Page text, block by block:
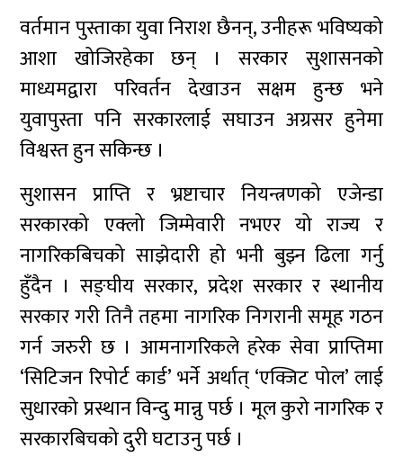
वर्तमान पुस्ताका युवा निराश छैनन्, उनीहरू भविष्यको
आशा खोजिरहेका छन् । सरकार सुशासनको
माध्यमद्वारा परिवर्तन देखाउन सक्षम हुन्छ भने
युवापुस्ता पनि सरकारलाई सघाउन अग्रसर हुनेमा
विश्वस्त हुन सकिन्छ ।
सुशासन प्राप्ति र भ्रष्टाचार नियन्त्रणको एजेन्डा
सरकारको एक्लो जिम्मेवारी नभएर यो राज्य र
नागरिकबिचको साझेदारी हो भनी बुझ्न ढिला गर्नु
हुँदैन । सङ्घीय सरकार, प्रदेश सरकार र स्थानीय
सरकार गरी तिनै तहमा नागरिक निगरानी समूह गठन
गर्न जरुरी छ । आमनागरिकले हरेक सेवा प्राप्तिमा
‘सिटिजन रिपोर्ट कार्ड’ भर्ने अर्थात् ‘एक्जिट पोल’ लाई
सुधारको प्रस्थान विन्दु मान्नु पर्छ । मूल कुरो नागरिक र
सरकारबिचको दुरी घटाउनु पर्छ ।